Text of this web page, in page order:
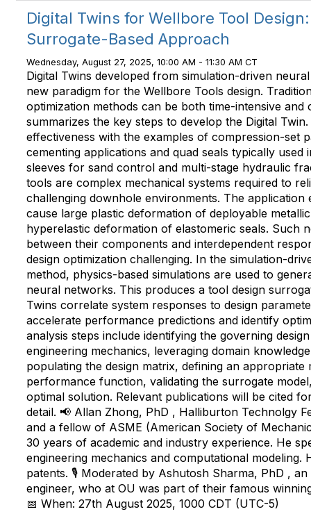
Digital Twins for Wellbore Tool
Surrogate-Based Approach
Wednesday, August 27, 2025, 10:00 AM - 11:30 AM CT
Digital Twins developed from simulation-driven
new paradigm for the Wellbore Tools design.
optimization methods can be both time-intensive and
summarizes the key steps to develop the Digital
effectiveness with the examples of compression-set
cementing applications and quad seals typically used
sleeves for sand control and multi-stage hydraulic
tools are complex mechanical systems required to
challenging downhole environments. The application
cause large plastic deformation of deployable
hyperelastic deformation of elastomeric seals. Such
between their components and interdependent
design optimization challenging. In the simulation-
method, physics-based simulations are used to
neural networks. This produces a tool design
Twins correlate system responses to design
accelerate performance predictions and identify
analysis steps include identifying the governing
engineering mechanics, leveraging domain
populating the design matrix, defining an appropriate
performance function, validating the surrogate
optimal solution. Relevant publications will be cited
detail. 📢 Allan Zhong, PhD , Halliburton Technolgy
and a fellow of ASME (American Society of
30 years of academic and industry experience. He
engineering mechanics and computational modeling.
patents. 🎙️ Moderated by Ashutosh Sharma, PhD ,
engineer, who at OU was part of their famous
📅 When: 27th August 2025, 1000 CDT (UTC-5)